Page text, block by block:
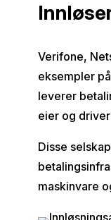
Verifone,
eksempler
leverer
eier og
Disse
maskinvare